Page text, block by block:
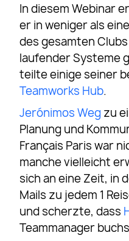
In diesem Webinar
er in weniger als
des gesamten
laufender Systeme
teilte einige seiner
Teamworks Hub.
Jerónimos Weg zu
Planung und
Français Paris war
manche vielleicht
sich an eine Zeit, in
Mails zu jedem 1
und scherzte, dass
Teammanager